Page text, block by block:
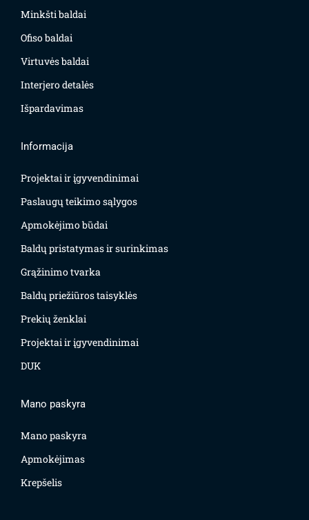
Minkšti baldai
Ofiso baldai
Virtuvės baldai
Interjero detalės
Išpardavimas
Informacija
Projektai ir įgyvendinimai
Paslaugų teikimo sąlygos
Apmokėjimo būdai
Baldų pristatymas ir surinkimas
Grąžinimo tvarka
Baldų priežiūros taisyklės
Prekių ženklai
Projektai ir įgyvendinimai
DUK
Mano paskyra
Mano paskyra
Apmokėjimas
Krepšelis